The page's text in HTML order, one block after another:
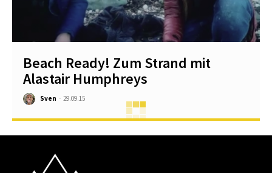
Beach Ready! Zum Strand mit
Alastair Humphreys
Sven - 29.09.15